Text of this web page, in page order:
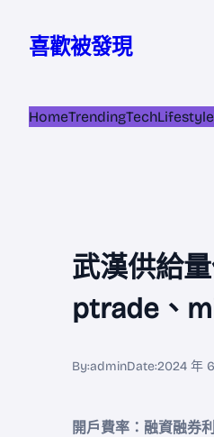
喜歡被發現
HomeTrendingTechLifestyle
武漢供給
ptrade、
By:adminDate:2024 年 6
開戶費率：融資融券